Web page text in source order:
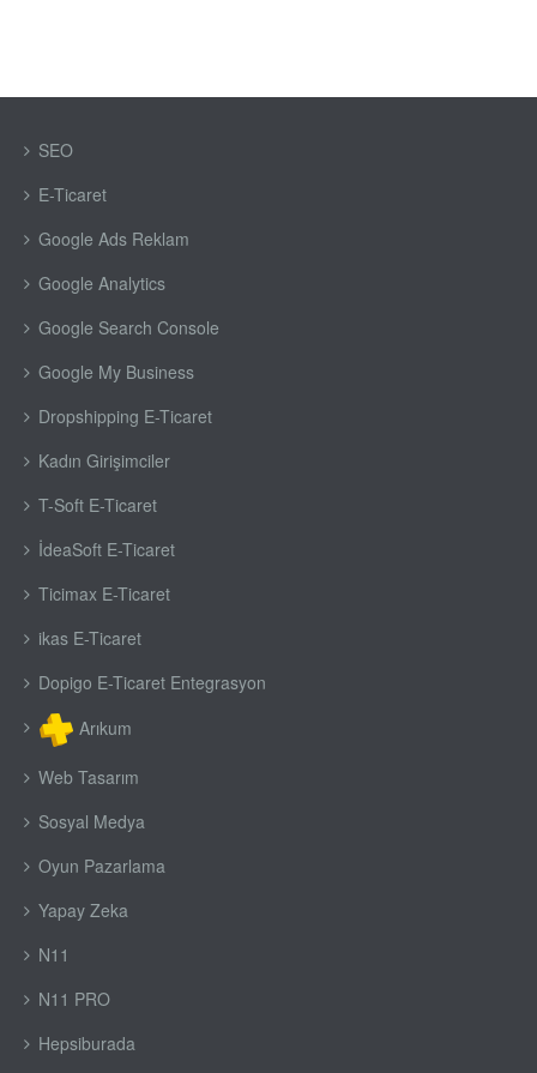
SEO
E-Ticaret
Google Ads Reklam
Google Analytics
Google Search Console
Google My Business
Dropshipping E-Ticaret
Kadın Girişimciler
T-Soft E-Ticaret
İdeaSoft E-Ticaret
Ticimax E-Ticaret
ikas E-Ticaret
Dopigo E-Ticaret Entegrasyon
Arıkum
Web Tasarım
Sosyal Medya
Oyun Pazarlama
Yapay Zeka
N11
N11 PRO
Hepsiburada